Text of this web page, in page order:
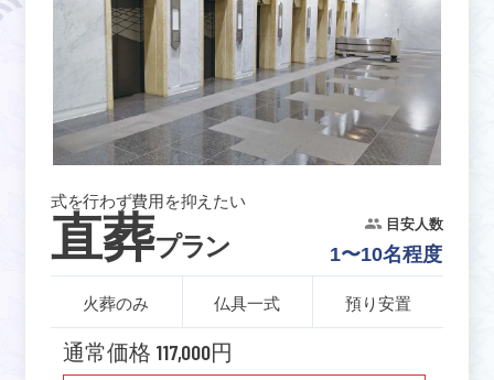
式を行わず費用を抑えたい
直葬プラン
目安人数
1〜10名程度
火葬のみ 仏具一式 預り安置
通常価格 117,000円